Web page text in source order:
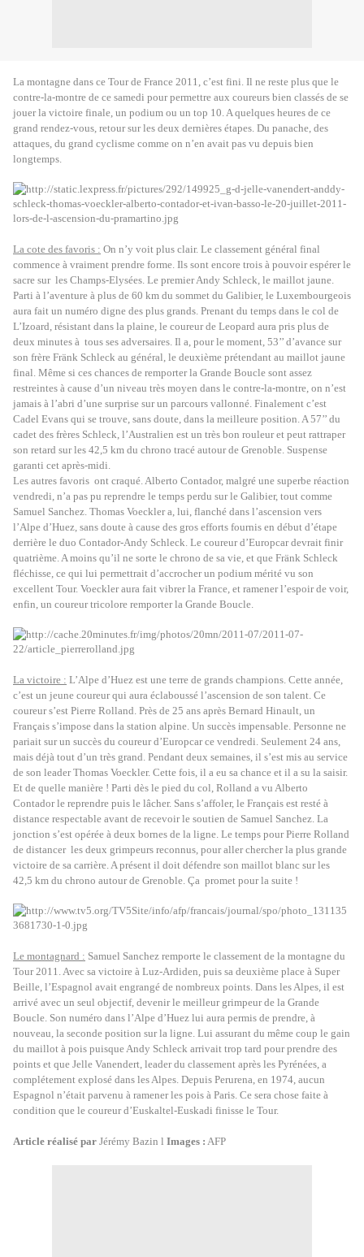
La montagne dans ce Tour de France 2011, c’est fini. Il ne reste plus que le
contre-la-montre de ce samedi pour permettre aux coureurs bien classés de se
jouer la victoire finale, un podium ou un top 10. A quelques heures de ce
grand rendez-vous, retour sur les deux dernières étapes. Du panache, des
attaques, du grand cyclisme comme on n’en avait pas vu depuis bien
longtemps.
La cote des favoris : On n’y voit plus clair. Le classement général final
commence à vraiment prendre forme. Ils sont encore trois à pouvoir espérer le
sacre sur les Champs-Elysées. Le premier Andy Schleck, le maillot jaune.
Parti à l’aventure à plus de 60 km du sommet du Galibier, le Luxembourgeois
aura fait un numéro digne des plus grands. Prenant du temps dans le col de
L’Izoard, résistant dans la plaine, le coureur de Leopard aura pris plus de
deux minutes à tous ses adversaires. Il a, pour le moment, 53’’ d’avance sur
son frère Fränk Schleck au général, le deuxième prétendant au maillot jaune
final. Même si ces chances de remporter la Grande Boucle sont assez
restreintes à cause d’un niveau très moyen dans le contre-la-montre, on n’est
jamais à l’abri d’une surprise sur un parcours vallonné. Finalement c’est
Cadel Evans qui se trouve, sans doute, dans la meilleure position. A 57’’ du
cadet des frères Schleck, l’Australien est un très bon rouleur et peut rattraper
son retard sur les 42,5 km du chrono tracé autour de Grenoble. Suspense
garanti cet après-midi.
Les autres favoris ont craqué. Alberto Contador, malgré une superbe réaction
vendredi, n’a pas pu reprendre le temps perdu sur le Galibier, tout comme
Samuel Sanchez. Thomas Voeckler a, lui, flanché dans l’ascension vers
l’Alpe d’Huez, sans doute à cause des gros efforts fournis en début d’étape
derrière le duo Contador-Andy Schleck. Le coureur d’Europcar devrait finir
quatrième. A moins qu’il ne sorte le chrono de sa vie, et que Fränk Schleck
fléchisse, ce qui lui permettrait d’accrocher un podium mérité vu son
excellent Tour. Voeckler aura fait vibrer la France, et ramener l’espoir de voir,
enfin, un coureur tricolore remporter la Grande Boucle.
La victoire : L’Alpe d’Huez est une terre de grands champions. Cette année,
c’est un jeune coureur qui aura éclaboussé l’ascension de son talent. Ce
coureur s’est Pierre Rolland. Près de 25 ans après Bernard Hinault, un
Français s’impose dans la station alpine. Un succès impensable. Personne ne
pariait sur un succès du coureur d’Europcar ce vendredi. Seulement 24 ans,
mais déjà tout d’un très grand. Pendant deux semaines, il s’est mis au service
de son leader Thomas Voeckler. Cette fois, il a eu sa chance et il a su la saisir.
Et de quelle manière ! Parti dès le pied du col, Rolland a vu Alberto
Contador le reprendre puis le lâcher. Sans s’affoler, le Français est resté à
distance respectable avant de recevoir le soutien de Samuel Sanchez. La
jonction s’est opérée à deux bornes de la ligne. Le temps pour Pierre Rolland
de distancer les deux grimpeurs reconnus, pour aller chercher la plus grande
victoire de sa carrière. A présent il doit défendre son maillot blanc sur les
42,5 km du chrono autour de Grenoble. Ça promet pour la suite !
Le montagnard : Samuel Sanchez remporte le classement de la montagne du
Tour 2011. Avec sa victoire à Luz-Ardiden, puis sa deuxième place à Super
Beille, l’Espagnol avait engrangé de nombreux points. Dans les Alpes, il est
arrivé avec un seul objectif, devenir le meilleur grimpeur de la Grande
Boucle. Son numéro dans l’Alpe d’Huez lui aura permis de prendre, à
nouveau, la seconde position sur la ligne. Lui assurant du même coup le gain
du maillot à pois puisque Andy Schleck arrivait trop tard pour prendre des
points et que Jelle Vanendert, leader du classement après les Pyrénées, a
complétement explosé dans les Alpes. Depuis Perurena, en 1974, aucun
Espagnol n’était parvenu à ramener les pois à Paris. Ce sera chose faite à
condition que le coureur d’Euskaltel-Euskadi finisse le Tour.
Article réalisé par Jérémy Bazin l Images : AFP